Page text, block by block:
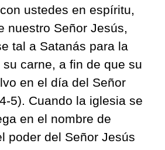
ustedes en espíritu,
nuestro Señor Jesús,
tal a Satanás para la
carne, a fin de que su
en el día del Señor
5). Cuando la iglesia se
en el nombre de
poder del Señor Jesús